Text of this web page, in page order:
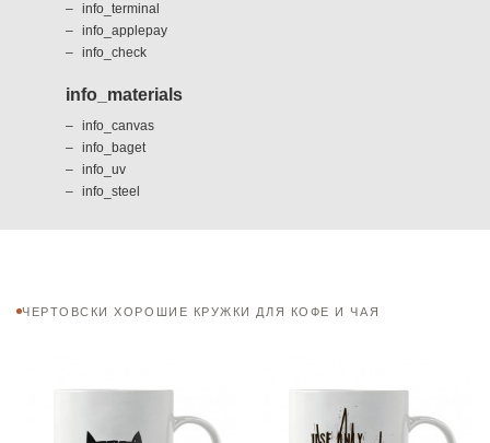
info_terminal
info_applepay
info_check
info_materials
info_canvas
info_baget
info_uv
info_steel
ЧЕРТОВСКИ ХОРОШИЕ КРУЖКИ ДЛЯ КОФЕ И ЧАЯ